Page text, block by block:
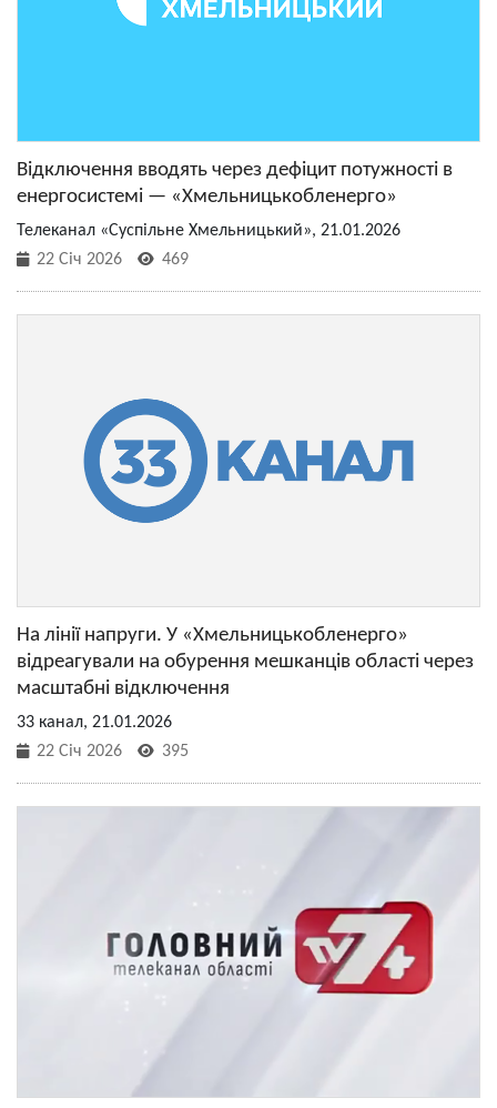
Відключення вводять через дефіцит потужності в
енергосистемі — «Хмельницькобленерго»
Телеканал «Суспільне Хмельницький», 21.01.2026
22 Січ 2026
469
На лінії напруги. У «Хмельницькобленерго»
відреагували на обурення мешканців області через
масштабні відключення
33 канал, 21.01.2026
22 Січ 2026
395